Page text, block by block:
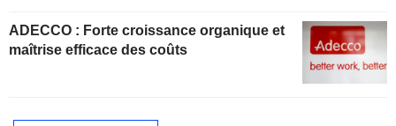
ADECCO : Forte croissance organique et
maîtrise efficace des coûts